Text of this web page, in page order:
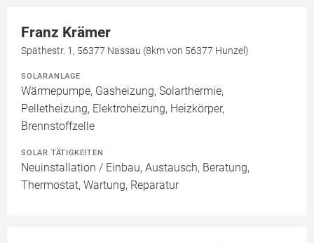
Franz Krämer
Späthestr. 1, 56377 Nassau (8km von 56377 Hunzel)
SOLARANLAGE
Wärmepumpe, Gasheizung, Solarthermie,
Pelletheizung, Elektroheizung, Heizkörper,
Brennstoffzelle
SOLAR TÄTIGKEITEN
Neuinstallation / Einbau, Austausch, Beratung,
Thermostat, Wartung, Reparatur